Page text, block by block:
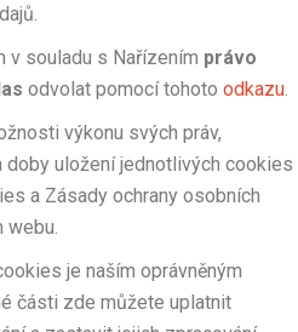
v souladu s Nařízením právo
odvolat pomocí tohoto odkazu
výkonu svých práv,
uložení jednotlivých cookies
a Zásady ochrany osobních
webu.
je naším oprávněným
části zde můžete uplatnit